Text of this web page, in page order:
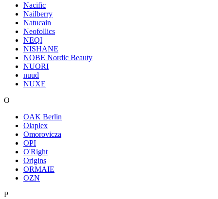
Nacific
Nailberry
Natucain
Neofollics
NEQI
NISHANE
NOBE Nordic Beauty
NUORI
nuud
NUXE
O
OAK Berlin
Olaplex
Omorovicza
OPI
O'Right
Origins
ORMAIE
OZN
P